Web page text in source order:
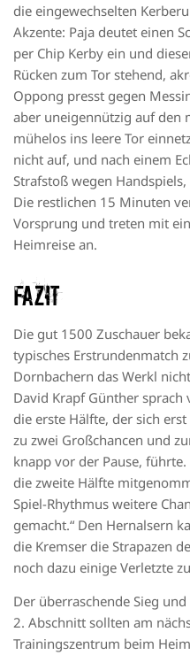
die eingewechselten Kerber
Akzente: Paja deutet einen
per Chip Kerby ein und
Rücken zum Tor stehend,
Oppong presst gegen
aber uneigennützig auf den
mühelos ins leere Tor
nicht auf, und nach einem
Strafstoß wegen
Die restlichen 15 Minuten
Vorsprung und treten mit
Heimreise an.
Fazit
Die gut 1500 Zuschauer
typisches Erstrundenmatch
Dornbachern das Werkl
David Krapf Günther sprach
die erste Hälfte, der sich
zu zwei Großchancen und
knapp vor der Pause,
die zweite Hälfte
Spiel-Rhythmus weitere
gemacht.“ Den Hernalsern
die Kremser die Strapazen
noch dazu einige Verletzte
Der überraschende Sieg
2. Abschnitt sollten am
Trainingszentrum beim